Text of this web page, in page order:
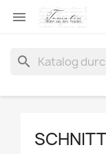

search